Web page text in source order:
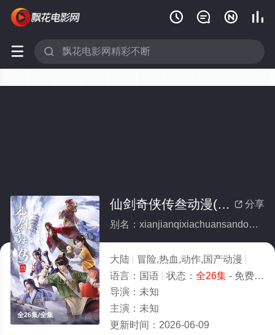
   
 
全26集/全集
 分享
仙剑奇侠传叁动漫(全集)
别名：xianjianqixiachuansandongman
大陆 冒险,热血,动作,国产动漫
语言： 国语 状态： 全26集- 免费在线观看
导演： 未知
主演： 未知
更新时间： 2026-06-09